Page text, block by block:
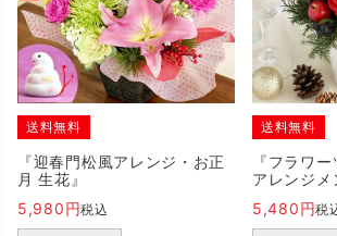
送料無料
『迎春門松風アレンジ・お正
月 生花』
5,980
税込
送料無料
『フラワ
アレンジ
5,480
税